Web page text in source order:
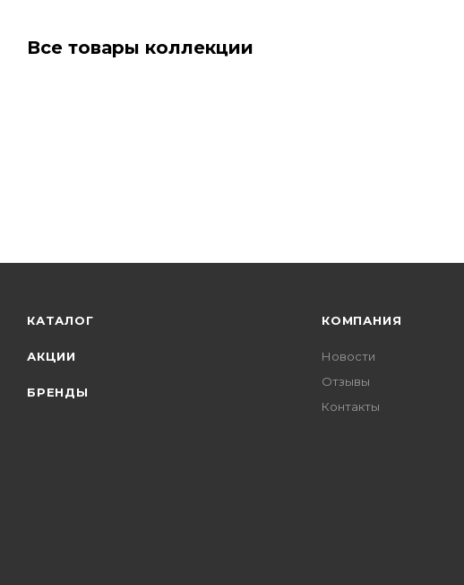
Все товары коллекции
КАТАЛОГ
АКЦИИ
БРЕНДЫ
КОМПАНИЯ
Новости
Отзывы
Контакты